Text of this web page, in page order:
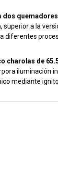
dos
, superior a la
diferentes
charolas de
iluminación
mediante